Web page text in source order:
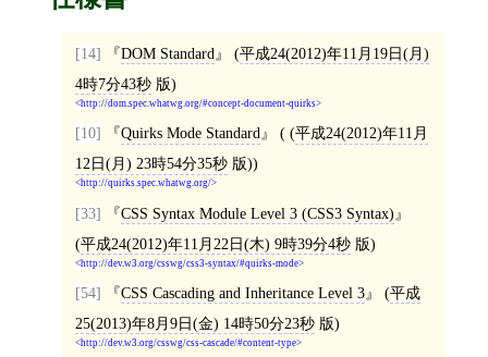
[14] DOM Standard (平成24(2012)年11月19日(月)
4時7分43秒版)
http://dom.spec.whatwg.org/#concept-document-quirks
[10] Quirks Mode Standard ( (平成24(2012)年11月
12日(月) 23時54分35秒版))
http://quirks.spec.whatwg.org/
[33]
CSS Syntax Module Level 3 (CSS3 Syntax)
(平成24(2012)年11月22日(木) 9時39分4秒版)
http://dev.w3.org/csswg/css3-syntax/#quirks-mode
[54] CSS Cascading and Inheritance Level 3 (平成
25(2013)年8月9日(金) 14時50分23秒版)
http://dev.w3.org/csswg/css-cascade/#content-type